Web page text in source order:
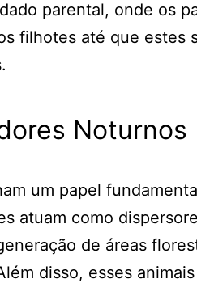
parental, onde os
filhotes até que estes
Noturnos
um papel
atuam como
de áreas
disso, esses animais